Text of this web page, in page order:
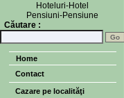
Hoteluri-Hotel
Pensiuni-Pensiune
Căutare :
Home
Contact
Cazare pe localităţi